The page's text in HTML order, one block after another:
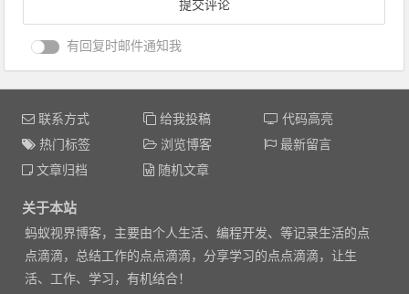
有回复时邮件通知我
联系方式 给我投稿
代码高亮
热门标签
浏览博客
最新留言
文章归档
随机文章
关于本站
蚂蚁视界博客，主要由个人生活、编程开发、等记录生活的点
点滴滴，总结工作的点点滴滴，分享学习的点点滴滴，让生
活、工作、学习，有机结合！